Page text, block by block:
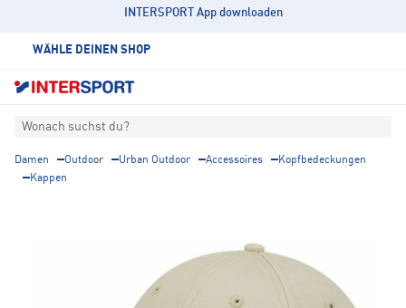
INTERSPORT App downloaden
WÄHLE DEINEN SHOP
Wonach suchst du?
Damen Outdoor Urban Outdoor Accessoires
Kopfbedeckungen
Kappen